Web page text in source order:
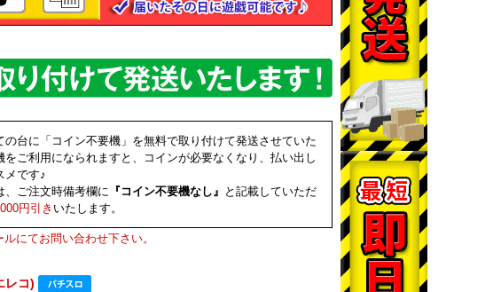
台に「コイン不要機」を無料で取り付けて発送させていた
ご利用になられますと、コインが必要なくなり、払い出し
メです♪
ご注文時備考欄に 『コイン不要機なし』 と記載していただ
円引き いたします。
にてお問い合わせ下さい。
レコ)